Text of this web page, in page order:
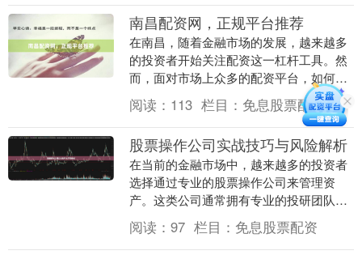
南昌配资网，正规平台推荐
在南昌，随着金融市场的发展，越来越多
的投资者开始关注配资这一杠杆工具。然
而，面对市场上众多的配资平台，如何选
择一家正规、安全的平台成为了投资者的
首要问题。本文将....
阅读： 113 栏目： 免息股票配资
股票操作公司实战技巧与风险解析
在当前的金融市场中，越来越多的投资者
选择通过专业的股票操作公司来管理资
产。这类公司通常拥有专业的投研团队、
成熟的交易策略和风控体系，能够帮助投
资者在波动的市场中....
阅读： 97 栏目： 免息股票配资